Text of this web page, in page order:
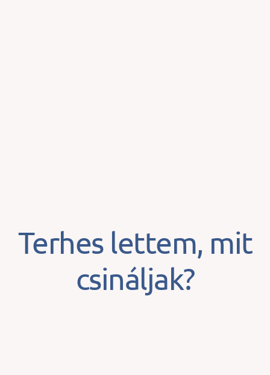
Terhes lettem, mit
csináljak?